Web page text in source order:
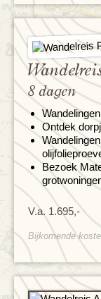
8 dagen
Ontdek
Bezoek
V.a. 1.695,-
Bijkomende